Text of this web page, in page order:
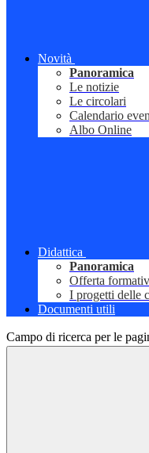
Novità
Panoramica
Le notizie
Le circolari
Calendario
Albo Online
Didattica
Panoramica
Offerta
I progetti delle
Documenti utili
Campo di ricerca per le